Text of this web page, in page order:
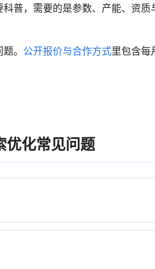
普，需要的是参数、产能、资
。 公开报价与合作方式里包含每
优化常见问题
优化（GEO）相关服务，面向昌
息、结构化数据与内容架构；